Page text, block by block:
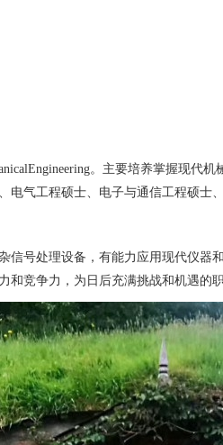
。主要培养掌握现代
气工程硕士、电子与通信工程硕士
处理设备，有能力应用现代仪器
竞争力，为日后充满挑战和机遇的